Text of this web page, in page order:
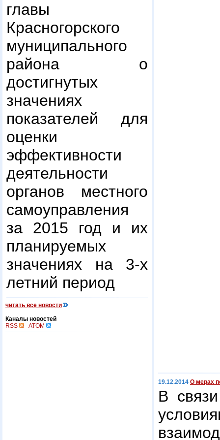
главы
Красногорского
муниципального
района о
достигнутых
значениях
показателей для
оценки
эффективности
деятельности
органов местного
самоуправления
за 2015 год и их
планируемых
значениях на 3-х
летний период
читать все новости
Каналы новостей
RSS
ATOM
19.12.2014 О мерах
В